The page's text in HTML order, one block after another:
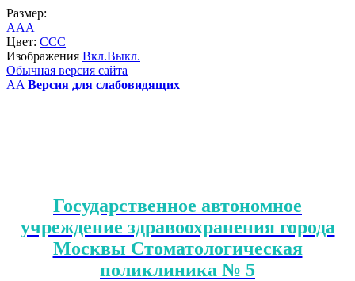
Размер:
AAA
Цвет: CCC
Изображения Вкл.Выкл.
Обычная версия сайта
AA Версия для слабовидящих
Государственное автономное
учреждение здравоохранения города
Москвы Стоматологическая
поликлиника № 5